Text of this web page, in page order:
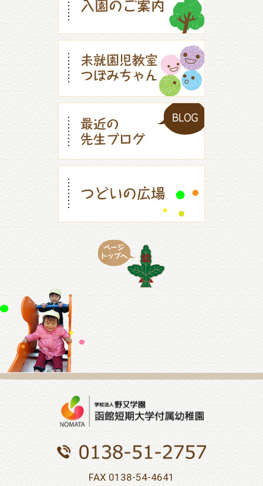
FAX 0138-54-4641